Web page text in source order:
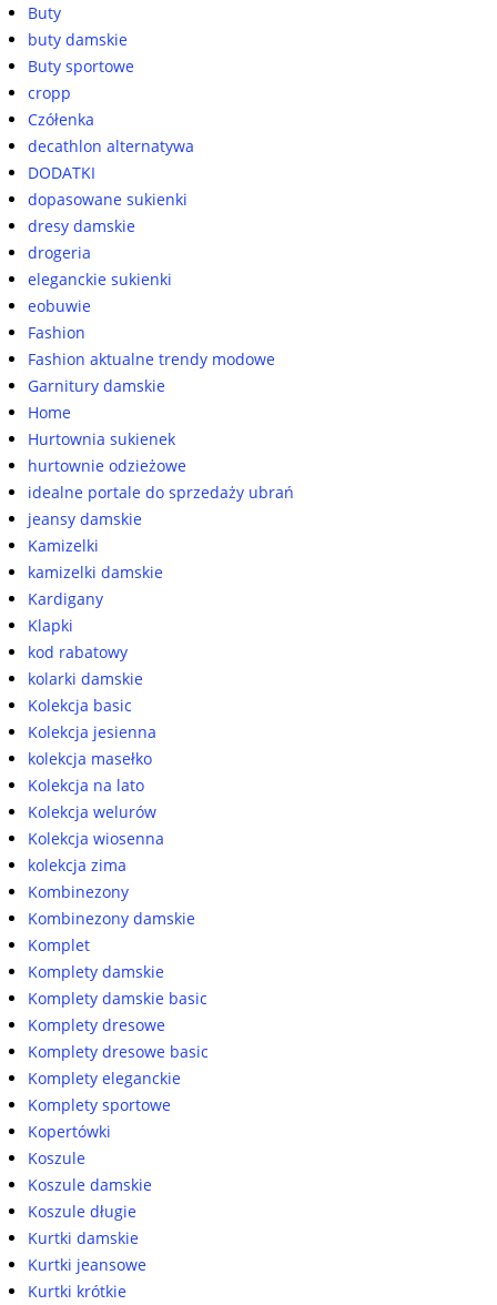
Buty
buty damskie
Buty sportowe
cropp
Czółenka
decathlon alternatywa
DODATKI
dopasowane sukienki
dresy damskie
drogeria
eleganckie sukienki
eobuwie
Fashion
Fashion aktualne trendy modowe
Garnitury damskie
Home
Hurtownia sukienek
hurtownie odzieżowe
idealne portale do sprzedaży ubrań
jeansy damskie
Kamizelki
kamizelki damskie
Kardigany
Klapki
kod rabatowy
kolarki damskie
Kolekcja basic
Kolekcja jesienna
kolekcja masełko
Kolekcja na lato
Kolekcja welurów
Kolekcja wiosenna
kolekcja zima
Kombinezony
Kombinezony damskie
Komplet
Komplety damskie
Komplety damskie basic
Komplety dresowe
Komplety dresowe basic
Komplety eleganckie
Komplety sportowe
Kopertówki
Koszule
Koszule damskie
Koszule długie
Kurtki damskie
Kurtki jeansowe
Kurtki krótkie